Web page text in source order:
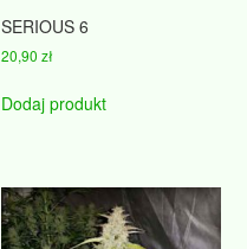
SERIOUS 6
20,90zł
Dodaj produkt